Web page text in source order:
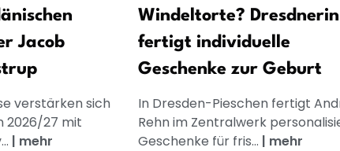
Jacob
verstärken sich
2026/27 mit
| mehr
Windeltorte? Dresdnerin
fertigt individuelle
Geschenke zur Geburt
In Dresden-Pieschen fertigt
Rehn im Zentralwerk
Geschenke für fris... | mehr